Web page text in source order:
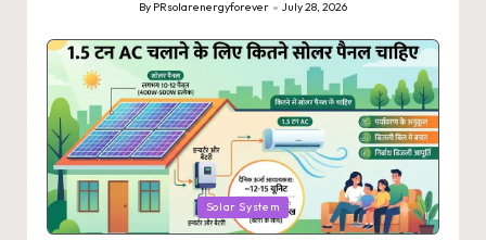
Posted
By PRsolarenergyforever July 28, 2026
Posted
in
Solar System